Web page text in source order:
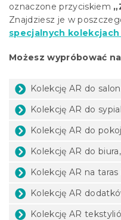
oznaczone przyciskiem
Znajdziesz je w
specjalnych kolekcjach
Możesz wypróbować
Kolekcję AR do
Kolekcję AR do
Kolekcję AR do
Kolekcję AR do biura,
Kolekcję AR na
Kolekcję AR
Kolekcję AR